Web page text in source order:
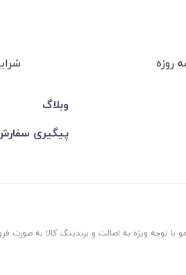
روزه
وبلاگ
پیگیری
توجه ویژه به اصالت و برندینگ کالا به صورت